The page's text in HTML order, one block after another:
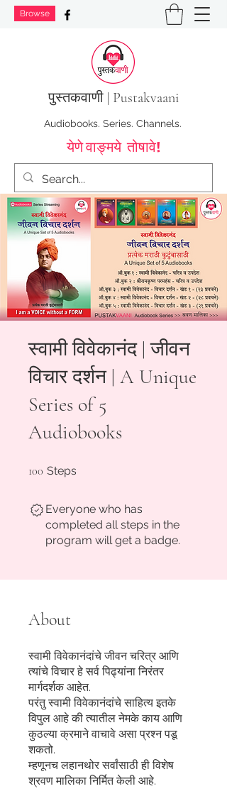
Browse
पुस्तकवाणी | Pustakvaani
Audiobooks. Series. Channels.
येणे वाङ्मये तोषावे!
स्वामी विवेकानंद | जीवन
विचार दर्शन | A Unique
Series of 5
Audiobooks
100 Steps
Everyone who has
completed all steps in the
program will get a badge.
About
स्वामी विवेकानंदांचे जीवन चरित्र आणि
त्यांचे विचार हे सर्व पिढ्यांना निरंतर
मार्गदर्शक आहेत.
परंतु स्वामी विवेकानंदांचे साहित्य इतके
विपुल आहे की त्यातील नेमके काय आणि
कुठल्या क्रमाने वाचावे असा प्रश्न पडू
शकतो.
म्हणूनच लहानथोर सर्वांसाठी ही विशेष
श्रवण मालिका निर्मित केली आहे.